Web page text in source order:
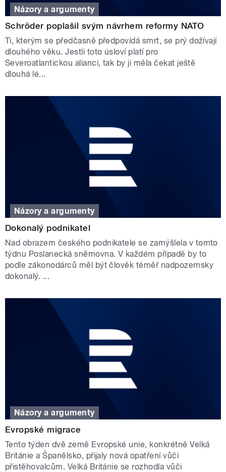
Názory a argumenty
Schröder poplašil svým návrhem reformy NATO
Ti, kterým se předčasně předpovídá smrt, se prý dožívají
dlouhého věku. Jestli toto úsloví platí pro
Severoatlantickou alianci, tak by ji měla čekat ještě
dlouhá lé...
Názory a argumenty
Dokonalý podnikatel
Nad obrazem českého podnikatele se zamýšlela v tomto
týdnu Poslanecká sněmovna. V každém případě by to
podle zákonodárců měl být člověk téměř nadpozemsky
dokonalý. ...
Názory a argumenty
Evropské migrace
Tento týden dvě země Evropské unie, konkrétně Velká
Británie a Španělsko, přijaly nová opatření vůči
přistěhovalcům. Velká Británie se rozhodla vůči